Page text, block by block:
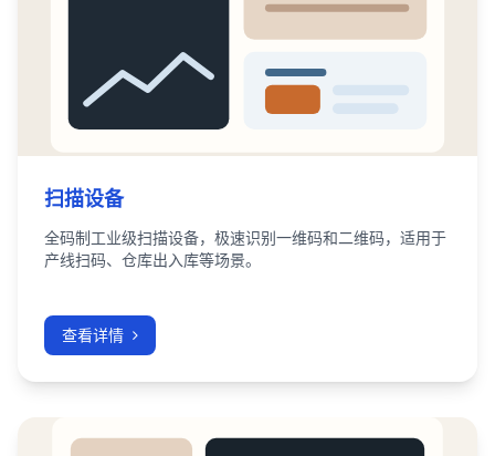
扫描设备
全码制工业级扫描设备，极速识别一维码和二维码，适用于
产线扫码、仓库出入库等场景。
查看详情